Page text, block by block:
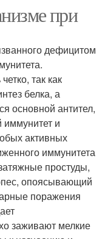
при
дефицитом
так как
белка, а
основной антител,
и
активных
иммунитета
простуды,
опоясывающий
поражения
заживают мелкие